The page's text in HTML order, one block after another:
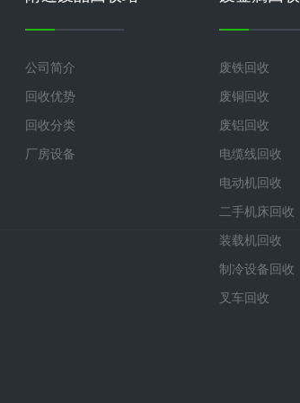
公司简介
回收优势
回收分类
厂房设备
废铁回收
废铜回收
废铝回收
电缆线回收
电动机回收
二手机床回收
装载机回收
制冷设备回收
叉车回收